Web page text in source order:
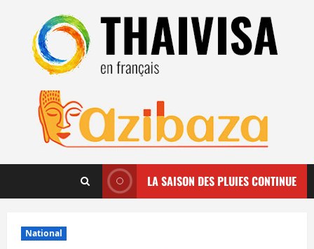
contenu
LA SAISON DES PLUIES CONTINUE
National